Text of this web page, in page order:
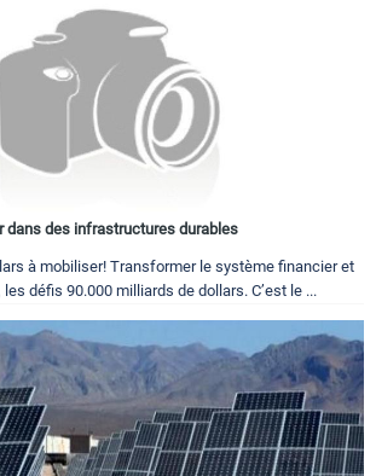
dans des infrastructures durables
à mobiliser! Transformer le système financier et
défis 90.000 milliards de dollars. C’est le ...